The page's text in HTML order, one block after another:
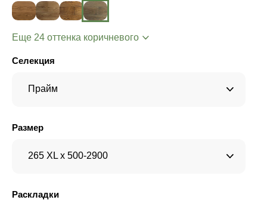
Еще 24 оттенка коричневого
Селекция
Прайм
Размер
265 XL x 500-2900
Раскладки